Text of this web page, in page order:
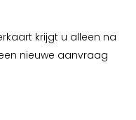
krijgt u alleen na
nieuwe aanvraag